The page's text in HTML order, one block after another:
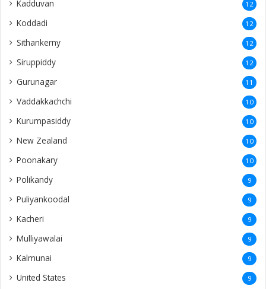
10
New Zealand 10
Poonakary 10
Polikandy 9
Puliyankoodal 9
Kacheri 9
Mulliyawalai 9
Kalmunai 9
United States 9
Vaṭamarāṭci 8
Moolai 8
Ratnapura 8
Thondaimanaru 8
Neeraviyadi 8
Kandarodai 7